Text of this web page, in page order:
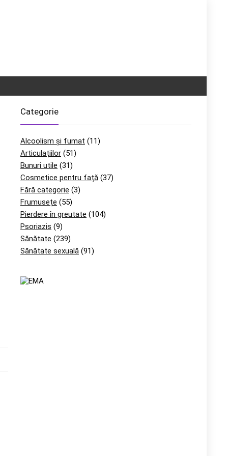
Categorie
Alcoolism și fumat (11)
Articulațiilor (51)
Bunuri utile (31)
Cosmetice pentru față (37)
Fără categorie (3)
Frumusețe (55)
Pierdere în greutate (104)
Psoriazis (9)
Sănătate (239)
Sănătate sexuală (91)